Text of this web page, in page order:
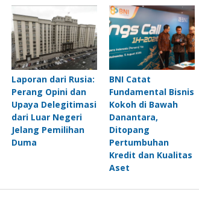
Laporan dari Rusia:
Perang Opini dan
Upaya Delegitimasi
dari Luar Negeri
Jelang Pemilihan
Duma
BNI Catat
Fundamental Bisnis
Kokoh di Bawah
Danantara,
Ditopang
Pertumbuhan
Kredit dan Kualitas
Aset